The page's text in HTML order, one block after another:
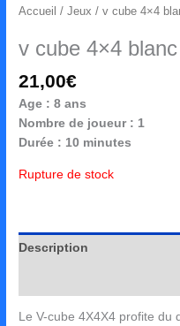
Accueil /Jeux / v cube 4×4
v cube 4×4
21,00€
Age : 8 ans
Nombre de joueur : 1
Durée : 10 minutes
Rupture de stock
Description
Le V-cube 4X4X4 profite du